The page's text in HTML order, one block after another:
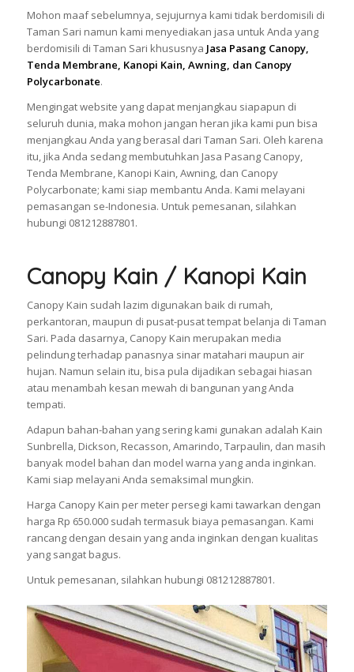
Mohon maaf sebelumnya, sejujurnya kami tidak berdomisili di
Taman Sari namun kami menyediakan jasa untuk Anda yang
berdomisili di Taman Sari khususnya Jasa Pasang Canopy,
Tenda Membrane, Kanopi Kain, Awning, dan Canopy
Polycarbonate.
Mengingat website yang dapat menjangkau siapapun di
seluruh dunia, maka mohon jangan heran jika kami pun bisa
menjangkau Anda yang berasal dari Taman Sari. Oleh karena
itu, jika Anda sedang membutuhkan Jasa Pasang Canopy,
Tenda Membrane, Kanopi Kain, Awning, dan Canopy
Polycarbonate; kami siap membantu Anda. Kami melayani
pemasangan se-Indonesia. Untuk pemesanan, silahkan
hubungi 081212887801.
Canopy Kain / Kanopi Kain
Canopy Kain sudah lazim digunakan baik di rumah,
perkantoran, maupun di pusat-pusat tempat belanja di Taman
Sari. Pada dasarnya, Canopy Kain merupakan media
pelindung terhadap panasnya sinar matahari maupun air
hujan. Namun selain itu, bisa pula dijadikan sebagai hiasan
atau menambah kesan mewah di bangunan yang Anda
tempati.
Adapun bahan-bahan yang sering kami gunakan adalah Kain
Sunbrella, Dickson, Recasson, Amarindo, Tarpaulin, dan masih
banyak model bahan dan model warna yang anda inginkan.
Kami siap melayani Anda semaksimal mungkin.
Harga Canopy Kain per meter persegi kami tawarkan dengan
harga Rp 650.000 sudah termasuk biaya pemasangan. Kami
rancang dengan desain yang anda inginkan dengan kualitas
yang sangat bagus.
Untuk pemesanan, silahkan hubungi 081212887801.